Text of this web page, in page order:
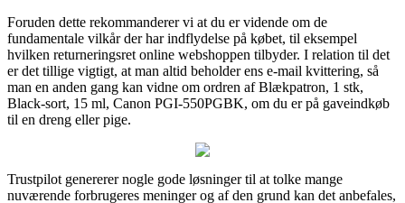
Foruden dette rekommanderer vi at du er vidende om de
fundamentale vilkår der har indflydelse på købet, til eksempel
hvilken returneringsret online webshoppen tilbyder. I relation til det
er det tillige vigtigt, at man altid beholder ens e-mail kvittering, så
man en anden gang kan vidne om ordren af Blækpatron, 1 stk,
Black-sort, 15 ml, Canon PGI-550PGBK, om du er på gaveindkøb
til en dreng eller pige.
Trustpilot genererer nogle gode løsninger til at tolke mange
nuværende forbrugeres meninger og af den grund kan det anbefales,